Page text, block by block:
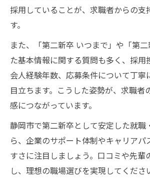
採用していることが、求職者からの支
す。
また、「第二新卒 いつまで」や「第
た基本情報に関する質問も多く、採用
会人経験年数、応募条件について丁寧
目立ちます。こうした姿勢が、求職者
感につながっています。
静岡市で第二新卒として安定した就職
ら、企業のサポート体制やキャリアパ
すさに注目しましょう。口コミや先輩
し、理想の職場選びを実現してくださ